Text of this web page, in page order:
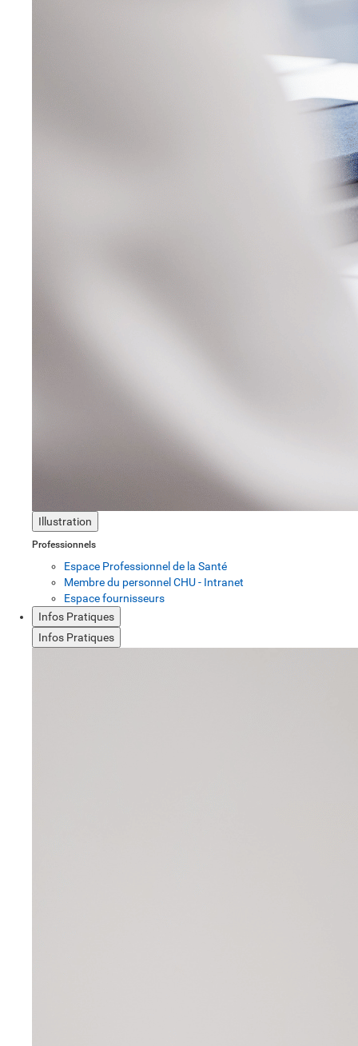
Illustration
Professionnels
Espace Professionnel de la Santé
Membre du personnel CHU - Intranet
Espace fournisseurs
Infos Pratiques
Infos Pratiques